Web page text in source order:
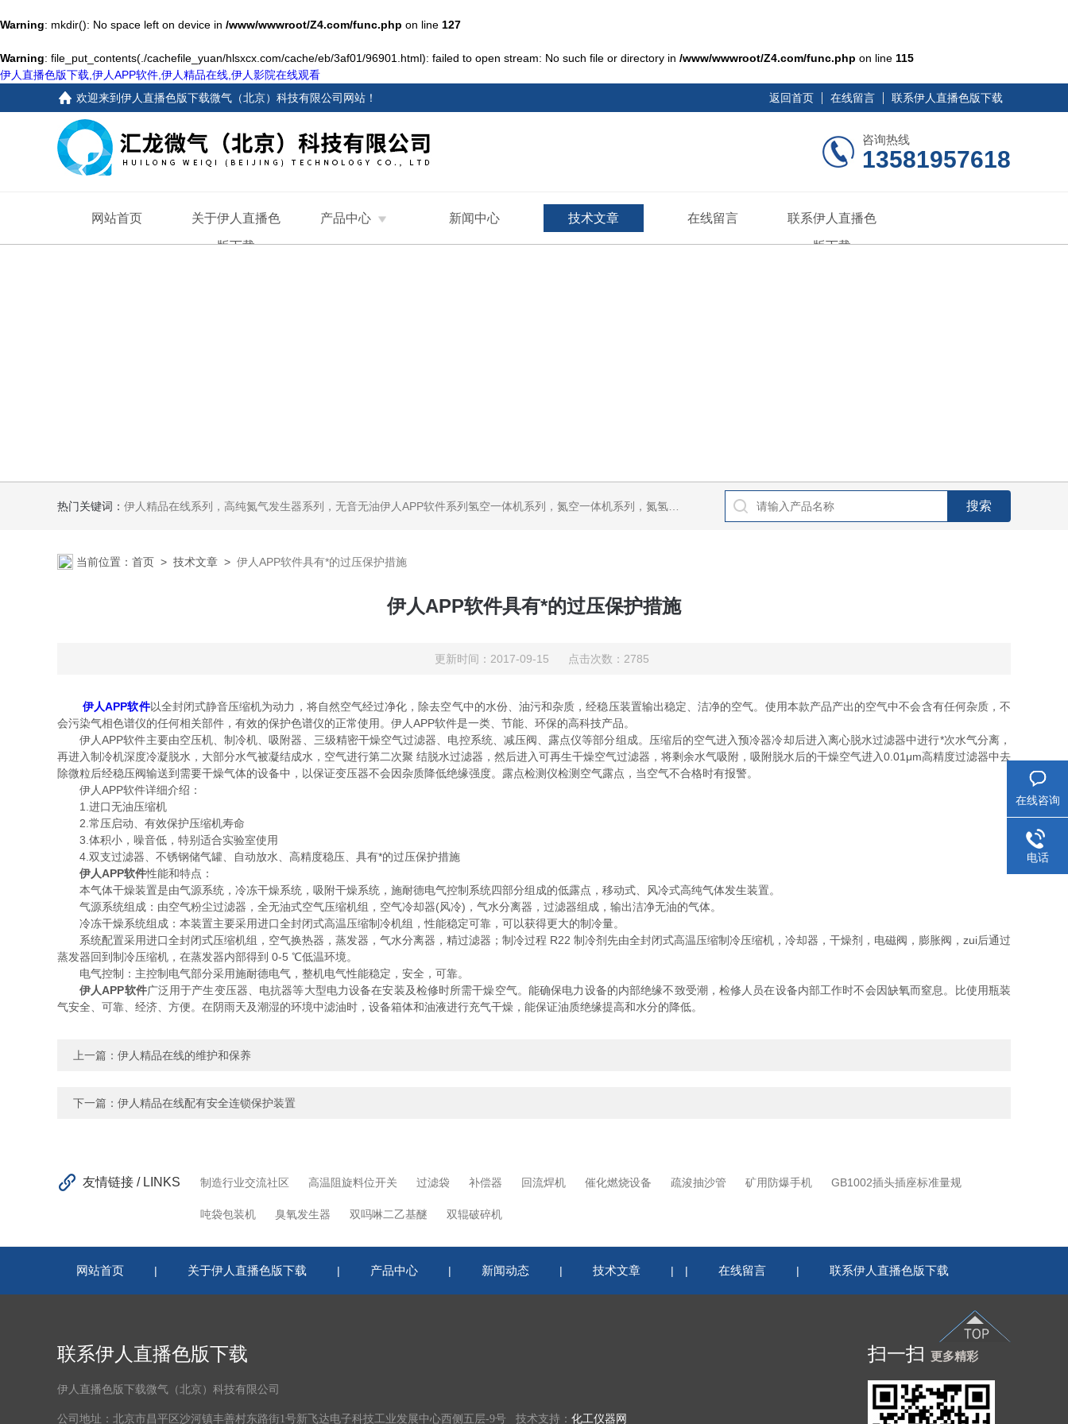
Warning: mkdir(): No space left on device in /www/wwwroot/Z4.com/func.php on line 127
Warning: file_put_contents(./cachefile_yuan/hlsxcx.com/cache/eb/3af01/96901.html): failed to open stream: No such file or directory in /www/wwwroot/Z4.com/func.php on line 115
伊人直播色版下载,伊人APP软件,伊人精品在线,伊人影院在线观看
欢迎来到伊人直播色版下载微气（北京）科技有限公司网站 ！ 返回首页 在线留言 联系伊人直播色版下载
咨询热线
13581957618
网站首页 关于伊人直播色
版下载
产品中心 新闻中心 技术文章 在线留言 联系伊人直播色
版下载
热门关键词： 伊人精品在线系列，高纯氮气发生器系列，无音无油伊人APP软件系列氢空一体机系列，氮空一体机系列，氮氢空三气一体机系列，气体净化器系列，代理日本DKK-TOA水质分析，水质检测仪器，代理南韩SitekPH/离子计，DO计，电导计，多功能计，PH/DO/电导率电极
当前位置： 首页 > 技术文章 > 伊人APP软件具有*的过压保护措施
伊人APP软件具有*的过压保护措施
更新时间：2017-09-15 点击次数：2785
伊人APP软件以全封闭式静音压缩机为动力，将自然空气经过净化，除去空气中的水份、油污和杂质，经稳压装置输出稳定、洁净的空气。使用本款产品产出的空气中不会含有任何杂质，不
会污染气相色谱仪的任何相关部件，有效的保护色谱仪的正常使用。伊人APP软件是一类、节能、环保的高科技产品。
伊人APP软件主要由空压机、制冷机、吸附器、三级精密干燥空气过滤器、电控系统、减压阀、露点仪等部分组成。压缩后的空气进入预冷器冷却后进入离心脱水过滤器中进行*次水气分离，
再进入制冷机深度冷凝脱水，大部分水气被凝结成水，空气进行第二次聚 结脱水过滤器，然后进入可再生干燥空气过滤器，将剩余水气吸附，吸附脱水后的干燥空气进入0.01μm高精度过滤器中去
除微粒后经稳压阀输送到需要干燥气体的设备中，以保证变压器不会因杂质降低绝缘强度。露点检测仪检测空气露点，当空气不合格时有报警。
伊人APP软件详细介绍：
1.进口无油压缩机
2.常压启动、有效保护压缩机寿命
3.体积小，噪音低，特别适合实验室使用
4.双支过滤器、不锈钢储气罐、自动放水、高精度稳压、具有*的过压保护措施
伊人APP软件性能和特点：
本气体干燥装置是由气源系统，冷冻干燥系统，吸附干燥系统，施耐德电气控制系统四部分组成的低露点，移动式、风冷式高纯气体发生装置。
气源系统组成：由空气粉尘过滤器，全无油式空气压缩机组，空气冷却器(风冷)，气水分离器，过滤器组成，输出洁净无油的气体。
冷冻干燥系统组成：本装置主要采用进口全封闭式高温压缩制冷机组，性能稳定可靠，可以获得更大的制冷量。
系统配置采用进口全封闭式压缩机组，空气换热器，蒸发器，气水分离器，精过滤器；制冷过程 R22 制冷剂先由全封闭式高温压缩制冷压缩机，冷却器，干燥剂，电磁阀，膨胀阀，zui后通过
蒸发器回到制冷压缩机，在蒸发器内部得到 0-5 ℃低温环境。
电气控制：主控制电气部分采用施耐德电气，整机电气性能稳定，安全，可靠。
伊人APP软件广泛用于产生变压器、电抗器等大型电力设备在安装及检修时所需干燥空气。能确保电力设备的内部绝缘不致受潮，检修人员在设备内部工作时不会因缺氧而窒息。比使用瓶装
气安全、可靠、经济、方便。在阴雨天及潮湿的环境中滤油时，设备箱体和油液进行充气干燥，能保证油质绝缘提高和水分的降低。
上一篇： 伊人精品在线的维护和保养
下一篇： 伊人精品在线配有安全连锁保护装置
友情链接 / LINKS 制造行业交流社区 高温阻旋料位开关 过滤袋 补偿器 回流焊机 催化燃烧设备 疏浚抽沙管 矿用防爆手机 GB1002插头插座标准量规
吨袋包装机 臭氧发生器 双吗啉二乙基醚 双辊破碎机
网站首页 | 关于伊人直播色版下载 | 产品中心 | 新闻动态 | 技术文章 | | 在线留言 | 联系伊人直播色版下载
联系伊人直播色版下载
伊人直播色版下载微气（北京）科技有限公司
公司地址：北京市昌平区沙河镇丰善村东路街1号新飞达电子科技工业发展中心西侧五层-9号 技术支持： 化工仪器网
扫一扫 更多精彩
在线咨询
电话